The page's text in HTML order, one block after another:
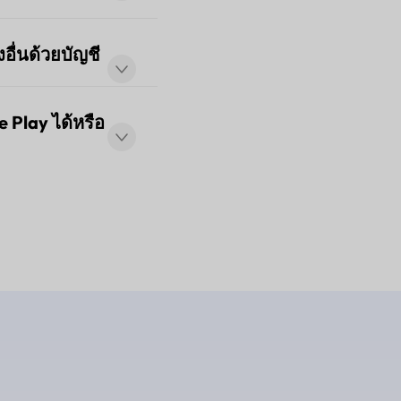
แอปพลิเคชัน บน
อื่นด้วยบัญชี
ละอุปกรณ์พก
Play ได้หรือ
ง จากนั้นแตะที่